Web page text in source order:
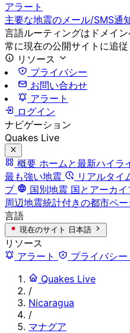
アラート
主要な地震のメール/SMS通知
言語ルーティングはドメイ
常に現在の公開サイトに追従
リソース
プライバシー
お問い合わせ
アラート
ログイン
ナビゲーション
Quakes Live
概要 ホームと最新ハイラ
最も強い地震
リアルタイ
プ
国別地震 国とアーカ
周辺地震統計付きの都市ペー
言語
現在のサイト 日本語
リソース
アラート
プライバシー
Quakes Live
/
Nicaragua
/
マナグア